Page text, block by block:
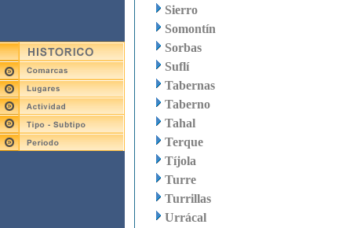
Sierro
Somontín
Sorbas
Suflí
Tabernas
Taberno
Tahal
Terque
Tíjola
Turre
Turrillas
Urrácal